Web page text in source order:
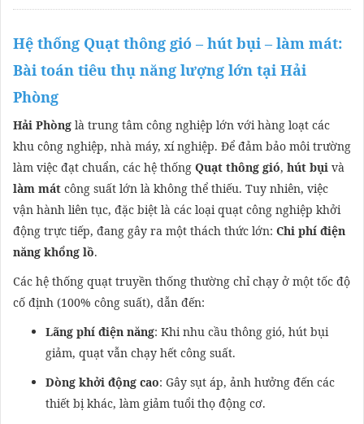
Hệ thống Quạt thông gió – hút bụi – làm mát:
Bài toán tiêu thụ năng lượng lớn tại Hải
Phòng
Hải Phòng là trung tâm công nghiệp lớn với hàng loạt các
khu công nghiệp, nhà máy, xí nghiệp. Để đảm bảo môi trường
làm việc đạt chuẩn, các hệ thống Quạt thông gió, hút bụi và
làm mát công suất lớn là không thể thiếu. Tuy nhiên, việc
vận hành liên tục, đặc biệt là các loại quạt công nghiệp khởi
động trực tiếp, đang gây ra một thách thức lớn: Chi phí điện
năng khổng lồ.
Các hệ thống quạt truyền thống thường chỉ chạy ở một tốc độ
cố định (100% công suất), dẫn đến:
Lãng phí điện năng: Khi nhu cầu thông gió, hút bụi
giảm, quạt vẫn chạy hết công suất.
Dòng khởi động cao: Gây sụt áp, ảnh hưởng đến các
thiết bị khác, làm giảm tuổi thọ động cơ.